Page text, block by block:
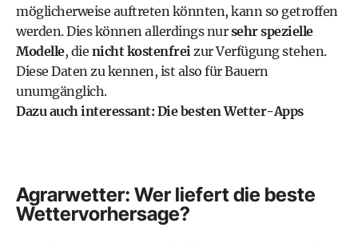
möglicherweise auftreten könnten, kann so getroffen
werden. Dies können allerdings nursehr spezielle
Modelle, die nicht kostenfreizur Verfügung stehen.
Diese Daten zu kennen, ist also für Bauern
unumgänglich.
Dazu auch interessant: Die besten Wetter-Apps
Agrarwetter: Wer liefert die beste
Wettervorhersage?